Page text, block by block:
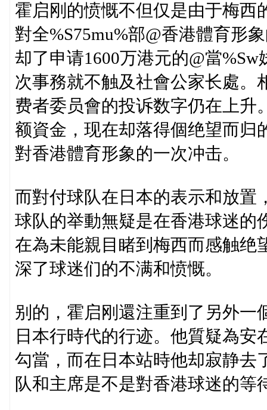
霍启刚的愤慨不但仅是由于梅西
對全%S75mu%部@香港體育形
却了申请1600万港元的@當
次事務就不触及社會公家长處。
费者委员會的投诉数字仍在上升
额資金，现在却落得個绝望而归
對香港體育形象的一次冲击。
而對付球队在日本的表示和放置
球队的举動無疑是在香港球迷的
在為未能親目睹到梅西而感触绝
深了球迷们的不满和愤慨。
别的，霍启刚還注重到了另外一
日本行時代的行迹。他質疑為
勾當，而在日本站時他却寂静去
队和主席是不是對香港球迷的